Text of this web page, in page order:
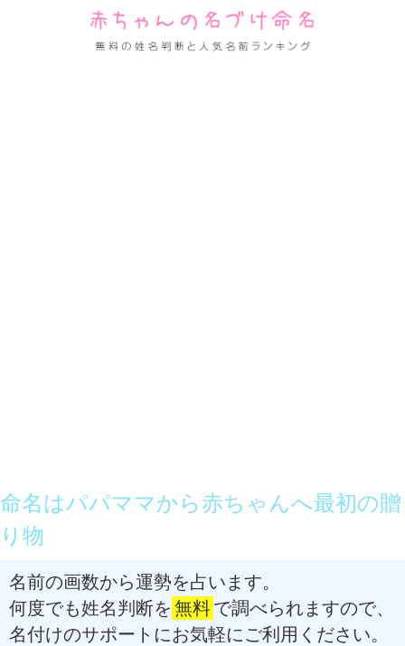
命名はパパママから赤ちゃんへ最初の贈
り物
名前の画数から運勢を占います。
何度でも姓名判断を 無料で調べられますので、
名付けのサポートにお気軽にご利用ください。